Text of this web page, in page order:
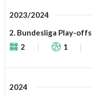
2023/2024
2. Bundesliga Play-offs
2
1
2024